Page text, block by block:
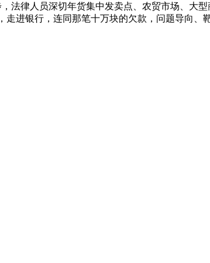
法律人员深切年货集中发卖点、农贸市场、大
进银行，连同那笔十万块的欠款，问题导向、